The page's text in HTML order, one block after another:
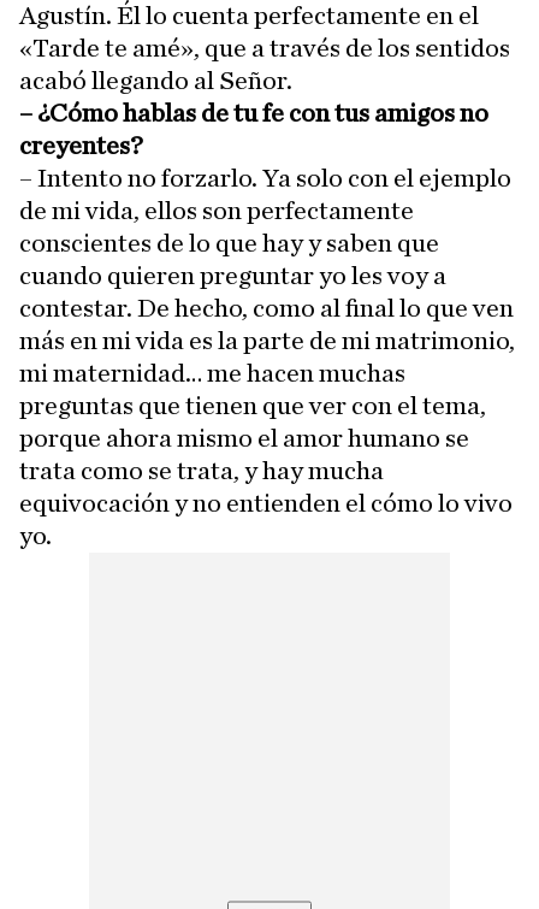
Agustín. Él lo cuenta perfectamente en el
«Tarde te amé», que a través de los sentidos
acabó llegando al Señor.
– ¿Cómo hablas de tu fe con tus amigos no
creyentes?
– Intento no forzarlo. Ya solo con el ejemplo
de mi vida, ellos son perfectamente
conscientes de lo que hay y saben que
cuando quieren preguntar yo les voy a
contestar. De hecho, como al final lo que ven
más en mi vida es la parte de mi matrimonio,
mi maternidad… me hacen muchas
preguntas que tienen que ver con el tema,
porque ahora mismo el amor humano se
trata como se trata, y hay mucha
equivocación y no entienden el cómo lo vivo
yo.